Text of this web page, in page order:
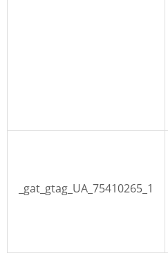
_gat_gtag_UA_75410265_1